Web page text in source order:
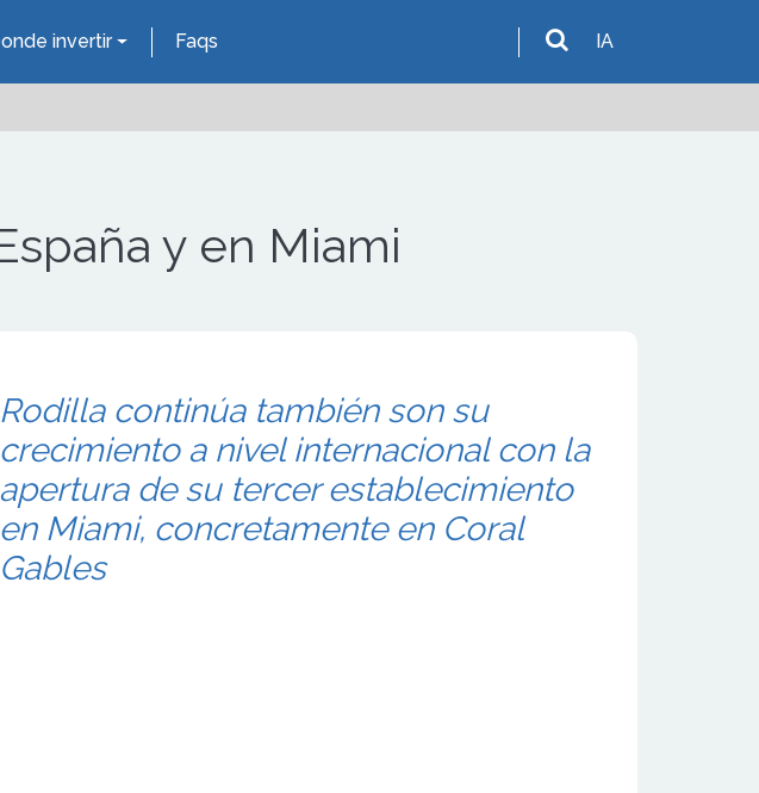
invertir Faqs IA
y en Miami
Rodilla continúa también son su
crecimiento a nivel internacional con la
apertura de su tercer establecimiento
en Miami, concretamente en Coral
Gables